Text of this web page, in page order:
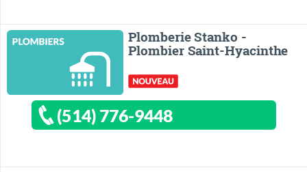
Plomberie Stanko -
Plombier Saint-Hyacinthe
(514) 776-9448